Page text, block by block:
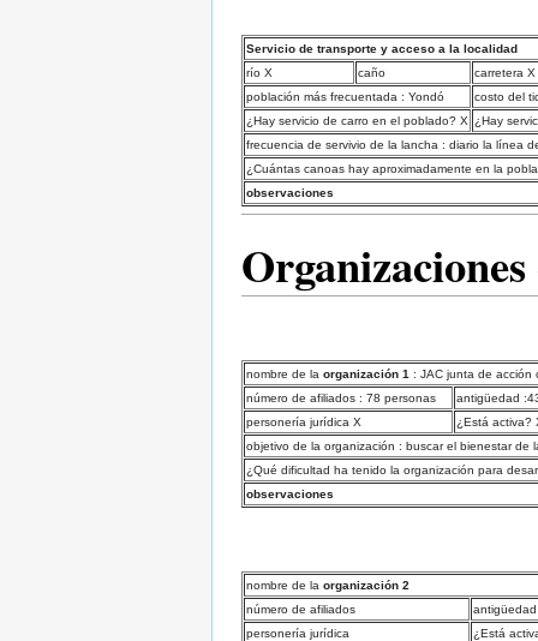
Servicio de transporte y acceso a la localidad
río X
caño
carretera X
población más frecuentada : Yondó
costo del
¿Hay servicio de carro en el poblado? X
¿Hay
frecuencia de servivio de la lancha : diario la línea
¿Cuántas canoas hay aproximadamente en la
observaciones
nombre de la organización 1 : JAC junta de acción
número de afiliados : 78 personas
antigüedad
personería jurídica X
¿Está activa?
objetivo de la organización : buscar el bienestar de
¿Qué dificultad ha tenido la organización para
observaciones
nombre de la organización 2
número de afiliados
antigüedad
personería jurídica
¿Está